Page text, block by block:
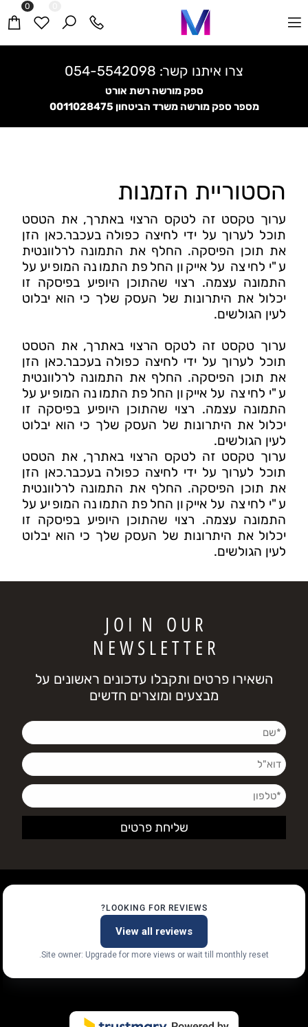
צרו איתנו קשר: 054-5542098
ספק מורשה רשת אורט
מספר ספק מורשה משרד הביטחון0011028475
0
הסטוריית הזמנות
ערוך טקסט זה לטקס הרצוי באתרך, את הטסט
תוכל לערוך על ידי לחיצה כפולה בעכבר.כאן הזן
את תוכן הפיסקה. החלף את התמונה לרלוונטית
ע"י לחיצה על אייקון החלפת התמונה המופיע על
התמונה עצמה. רצוי שהתוכן היופיע בפיסקה זו
יכלול את היתרונות של העסק שלך כי הוא יבלוט
לעין הגולשים.
ערוך טקסט זה לטקס הרצוי באתרך, את הטסט
תוכל לערוך על ידי לחיצה כפולה בעכבר.כאן הזן
את תוכן הפיסקה. החלף את התמונה לרלוונטית
ע"י לחיצה על אייקון החלפת התמונה המופיע על
התמונה עצמה. רצוי שהתוכן היופיע בפיסקה זו
יכלול את היתרונות של העסק שלך כי הוא יבלוט
לעין הגולשים.
ערוך טקסט זה לטקס הרצוי באתרך, את הטסט
תוכל לערוך על ידי לחיצה כפולה בעכבר.כאן הזן
את תוכן הפיסקה. החלף את התמונה לרלוונטית
ע"י לחיצה על אייקון החלפת התמונה המופיע על
התמונה עצמה. רצוי שהתוכן היופיע בפיסקה זו
יכלול את היתרונות של העסק שלך כי הוא יבלוט
לעין הגולשים.
J O I N O U R
N E W S L E T T E R
השאירו פרטים ותקבלו עדכונים ראשונים על
מבצעים ומוצרים חדשים
LOOKING FOR REVIEWS?
View all reviews
Site owner: Upgrade for more views or wait till monthly reset.